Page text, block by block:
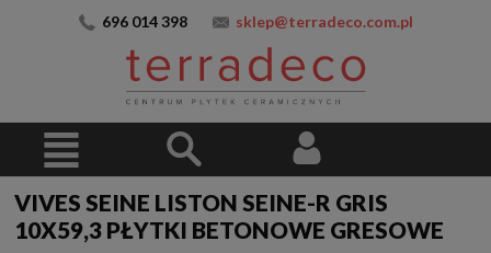
696 014 398 sklep@terradeco.com.pl
VIVES SEINE LISTON SEINE-R GRIS
10X59,3 PŁYTKI BETONOWE GRESOWE